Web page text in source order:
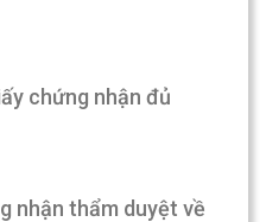
chứng nhận đủ
nhận thẩm duyệt về